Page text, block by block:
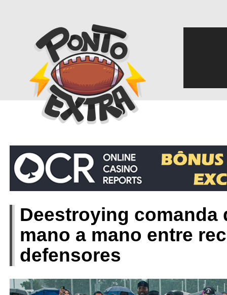
‎
Deestroying comanda
mano a mano entre
defensores